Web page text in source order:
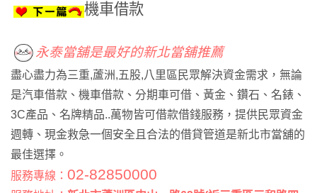
機車借款
永泰當舖是最好的新北當舖推薦
盡心盡力為三重,蘆洲,五股,八里區民眾解決資金需求，無論
是汽車借款、機車借款、分期車可借、黃金、鑽石、名錶、
3C產品、名牌精品..萬物皆可借款借錢服務，提供民眾資金
週轉、現金救急一個安全且合法的借貸管道是新北市當舖的
最佳選擇。
服務專線： 02-82850000